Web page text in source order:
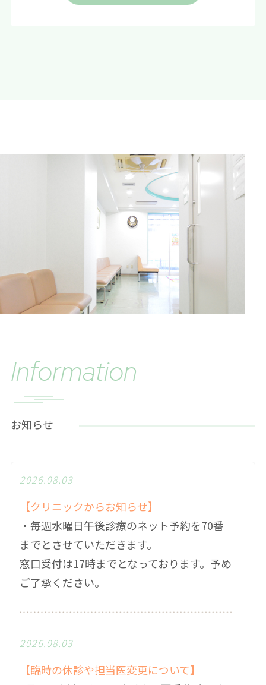
information
お知らせ
2026.08.03
【クリニックからお知らせ】
・毎週水曜日午後診療のネット予約を70番
までとさせていただきます。
窓口受付は17時までとなっております。予め
ご了承ください。
2026.08.03
【臨時の休診や担当医変更について】